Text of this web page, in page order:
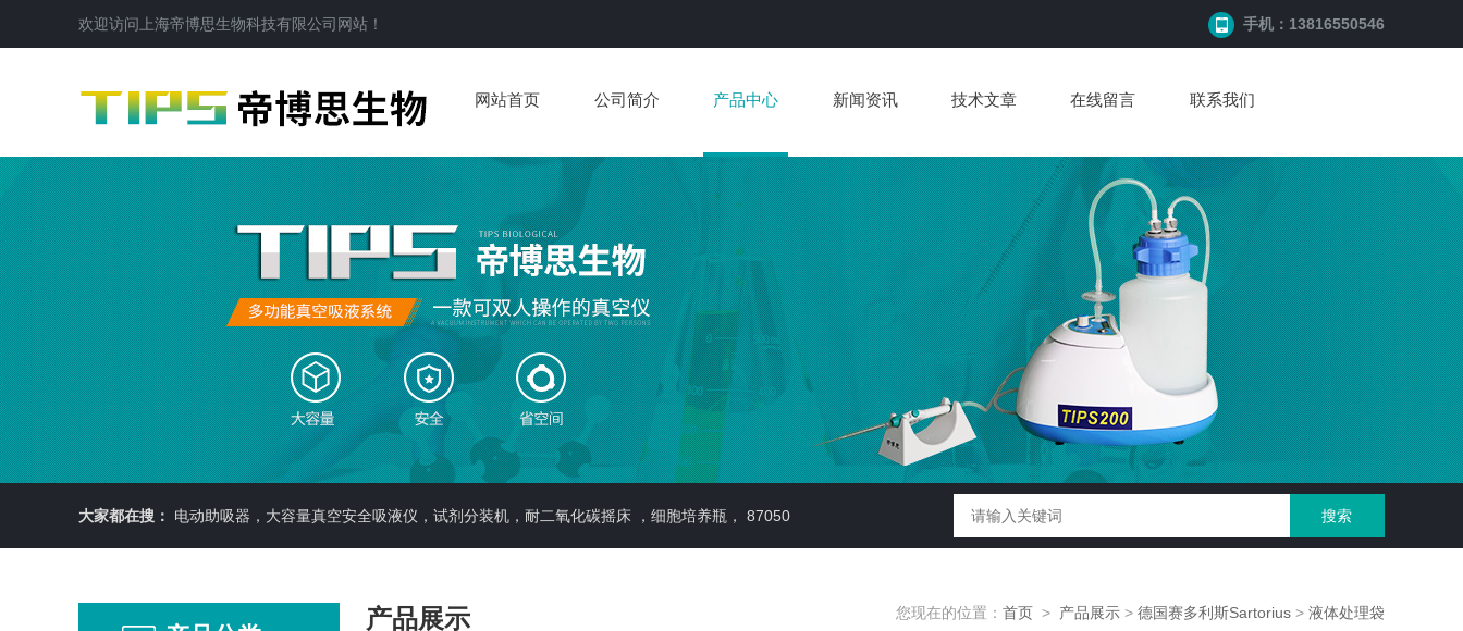
欢迎访问 上海帝博思生物科技有限公司 网站！ 手机：13816550546
网站首页 公司简介 产品中心 新闻资讯 技术文章 在线留言 联系我们
大家都在搜： 电动助吸器，大容量真空安全吸液仪，试剂分装机，耐二氧化碳摇床 ，细胞培养瓶， 87050
产品展示 您现在的位置： 首页 > 产品展示 > 德国赛多利斯Sartorius > 液体处理袋